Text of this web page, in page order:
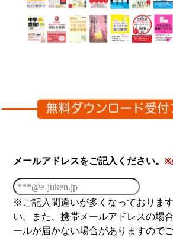
メールアドレスをご記入ください。※
※ご記入間違いが多くなっておりま
い。また、携帯メールアドレスの場
ールが届かない場合がありますので